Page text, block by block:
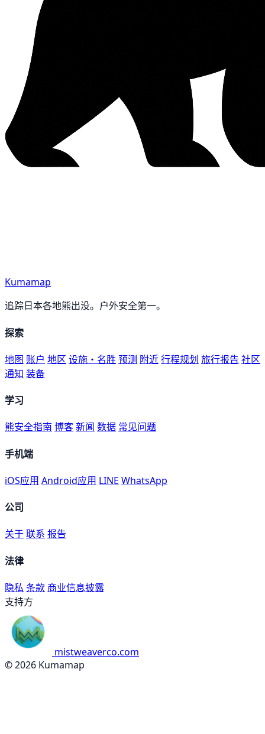
Kumamap
追踪日本各地熊出没。户外安全第一。
探索
地图 账户 地区 设施・名胜 预测 附近行程规划 旅行报告 社区
通知 装备
学习
熊安全指南 博客新闻 数据 常见问题
手机端
iOS应用 Android应用 LINE WhatsApp
公司
关于联系 报告
法律
隐私 条款 商业信息披露
支持方
mistweaverco.com
© 2026 Kumamap